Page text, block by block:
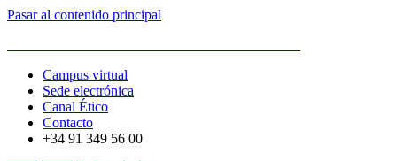
Pasar al contenido principal
Campus virtual
Sede electrónica
Canal Ético
Contacto
+34 91 349 56 00